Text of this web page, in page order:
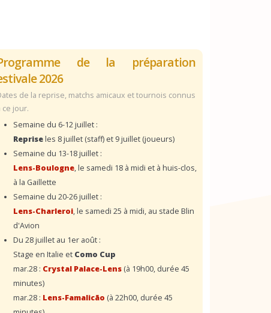
de la préparation
2026
de la reprise, matchs amicaux et tournois connus
ce jour.
Semaine du 6-12 juillet :
Repriseles 8 juillet (staff) et 9 juillet (joueurs)
Semaine du 13-18 juillet :
Lens-Boulogne, le samedi 18 à midi et à huis-clos,
à la Gaillette
Semaine du 20-26 juillet :
Lens-Charleroi, le samedi 25 à midi, au stade Blin
d'Avion
Du 28 juillet au 1er août :
Stage en Italie et Como Cup
mar.28 : Crystal Palace-Lens (à 19h00, durée 45
minutes)
mar.28 : Lens-Famalicão (à 22h00, durée 45